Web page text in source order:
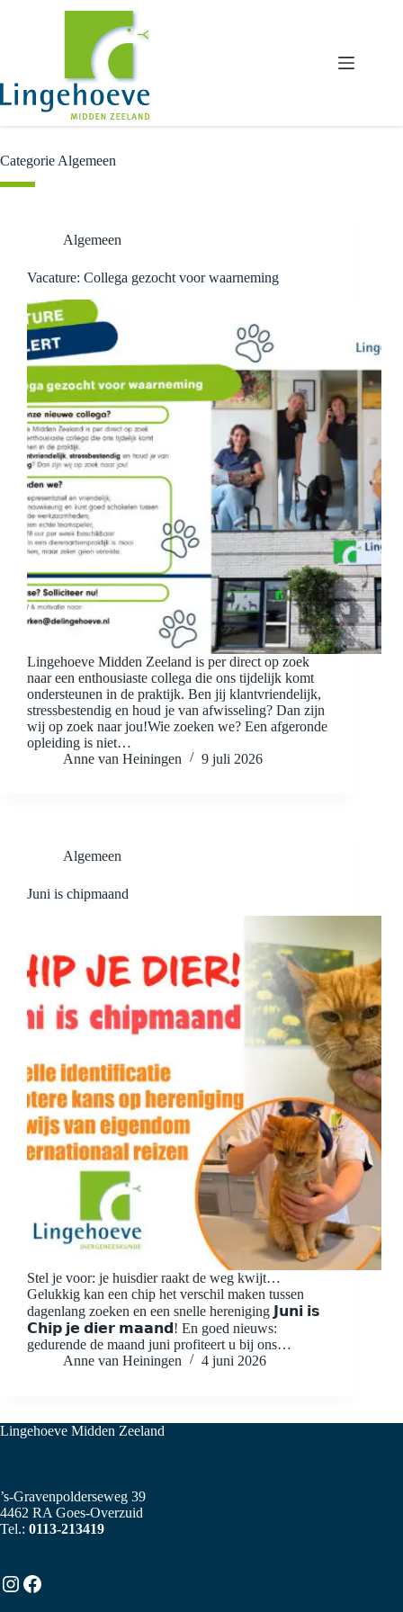
Categorie Algemeen
Algemeen
Vacature: Collega gezocht voor waarneming
Lingehoeve Midden Zeeland is per direct op zoek
naar een enthousiaste collega die ons tijdelijk komt
ondersteunen in de praktijk. Ben jij klantvriendelijk,
stressbestendig en houd je van afwisseling? Dan zijn
wij op zoek naar jou!Wie zoeken we? Een afgeronde
opleiding is niet…
Anne van Heiningen
9 juli 2026
Algemeen
Juni is chipmaand
Stel je voor: je huisdier raakt de weg kwijt…
Gelukkig kan een chip het verschil maken tussen
dagenlang zoeken en een snelle hereniging 𝗝𝘂𝗻𝗶 𝗶𝘀
𝗖𝗵𝗶𝗽 𝗷𝗲 𝗱𝗶𝗲𝗿 𝗺𝗮𝗮𝗻𝗱! En goed nieuws:
gedurende de maand juni profiteert u bij ons…
Anne van Heiningen
4 juni 2026
Lingehoeve Midden Zeeland
’s-Gravenpolderseweg 39
4462 RA Goes-Overzuid
Tel.: 0113-213419
Instagram
Facebook